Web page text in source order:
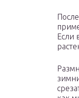
Если